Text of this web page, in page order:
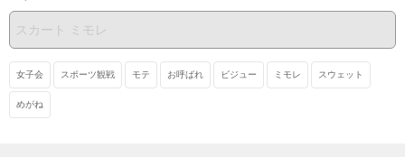
女子会 スポーツ観戦 モテ お呼ばれ ビジュー ミモレ スウェット
めがね